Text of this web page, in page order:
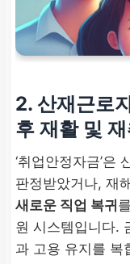
2. 산재근로
후 재활 및
‘취업안정자금’은
판정받았거나, 재
새로운 직업 복귀
원 시스템입니다.
과 고용 유지를 복